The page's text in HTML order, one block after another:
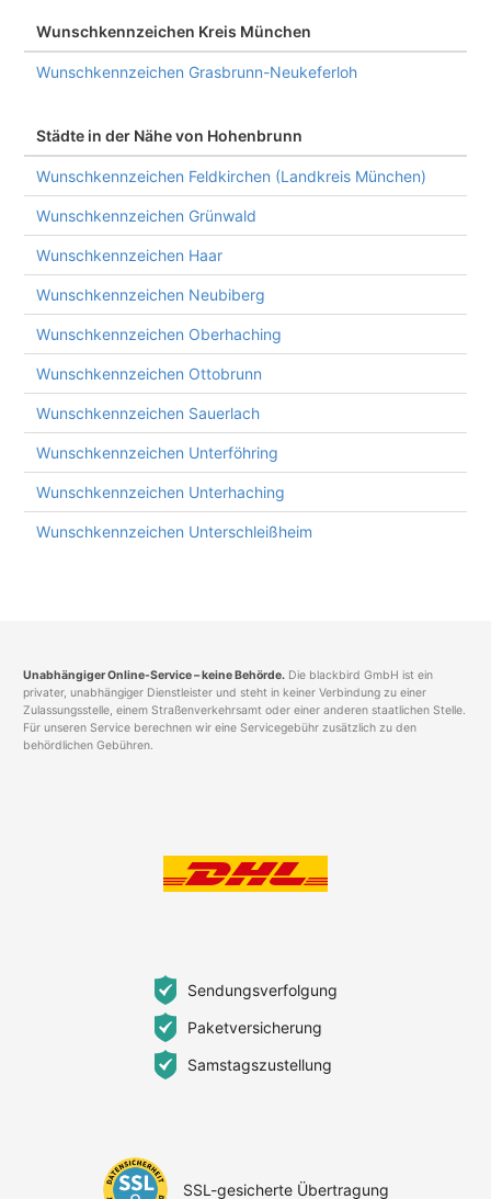
Wunschkennzeichen Kreis München
Wunschkennzeichen Grasbrunn-Neukeferloh
Städte in der Nähe von Hohenbrunn
Wunschkennzeichen Feldkirchen (Landkreis München)
Wunschkennzeichen Grünwald
Wunschkennzeichen Haar
Wunschkennzeichen Neubiberg
Wunschkennzeichen Oberhaching
Wunschkennzeichen Ottobrunn
Wunschkennzeichen Sauerlach
Wunschkennzeichen Unterföhring
Wunschkennzeichen Unterhaching
Wunschkennzeichen Unterschleißheim
Unabhängiger Online-Service – keine Behörde. Die blackbird GmbH ist ein
privater, unabhängiger Dienstleister und steht in keiner Verbindung zu einer
Zulassungsstelle, einem Straßenverkehrsamt oder einer anderen staatlichen Stelle.
Für unseren Service berechnen wir eine Servicegebühr zusätzlich zu den
behördlichen Gebühren.
Sendungsverfolgung
Paketversicherung
Samstagszustellung
SSL-gesicherte Übertragung